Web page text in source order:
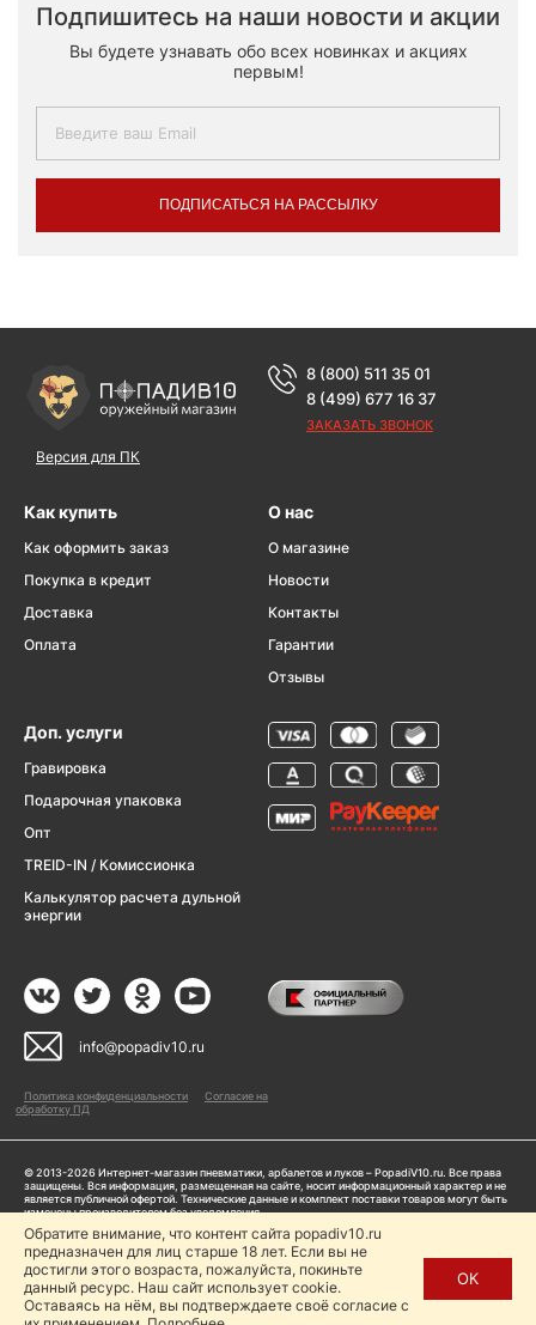
Подпишитесь на наши новости и акции
Вы будете узнавать обо всех новинках и акциях
первым!
ПОДПИСАТЬСЯ НА РАССЫЛКУ
Версия для ПК
8 (800) 511 35 01
8 (499) 677 16 37
ЗАКАЗАТЬ ЗВОНОК
Как купить
Как оформить заказ
Покупка в кредит
Доставка
Оплата
О нас
О магазине
Новости
Контакты
Гарантии
Отзывы
Доп. услуги
Гравировка
Подарочная упаковка
Опт
TREID-IN / Комиссионка
Калькулятор расчета дульной
энергии
info@popadiv10.ru
Политика конфиденциальности
Согласие на
обработку ПД
© 2013-2026 Интернет-магазин пневматики, арбалетов и луков – PopadiV10.ru. Все права
защищены. Вся информация, размещенная на сайте, носит информационный характер и не
является публичной офертой. Технические данные и комплект поставки товаров могут быть
изменены производителем без уведомления
Пользуясь сайтом Popadiv10.ru, пользователь автоматически соглашается с условиями,
прописанными в
Политике конфиденциальности
Копирование любой информации (тексты, фото, видео и др.) с сайта Popadiv10 запрещено,
за исключением наличия письменного согласия администрации сайта Popadiv10.
Обратите внимание, что контент сайта popadiv10.ru
предназначен для лиц старше 18 лет. Если вы не
достигли этого возраста, пожалуйста, покиньте
данный ресурс. Наш сайт использует cookie.
Оставаясь на нём, вы подтверждаете своё согласие с
ОК